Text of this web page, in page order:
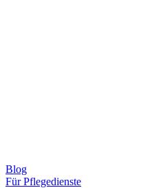
Blog
Für Pflegedienste